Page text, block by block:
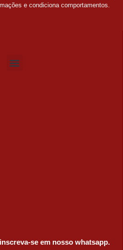
e condiciona comportamentos.
se em nosso whatsapp.